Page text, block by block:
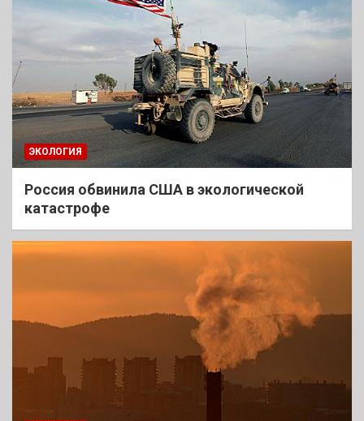
ЭКОЛОГИЯ
Россия обвинила США в экологической
катастрофе